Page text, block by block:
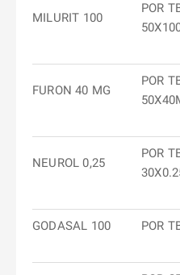
MILURIT 100
POR
FURON 40 MG
POR
NEUROL 0,25
POR
GODASAL 100 POR